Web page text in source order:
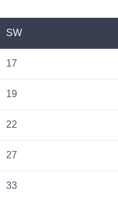
SW
17
19
22
27
33